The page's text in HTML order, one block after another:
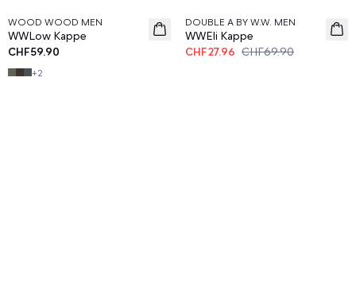
WOOD WOOD MEN
WWLow Kappe
CHF59.90
+2
DOUBLE A BY W.W. MEN
WWEli Kappe
CHF27.96 CHF69.90